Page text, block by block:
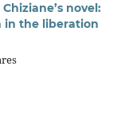
novel:
in the liberation